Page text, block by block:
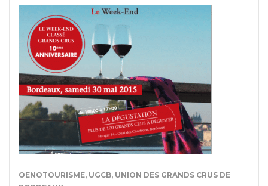
OENOTOURISME, UGCB, UNION DES GRANDS CRUS DE